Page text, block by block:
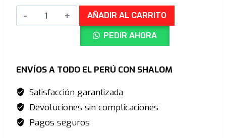
era:
S/175.00.
es:
S/145.00.
Strata
2
-
Lens
cantidad
AÑADIR AL CARRITO
PEDIR AHORA
ENVÍOS A TODO EL PERÚ CON SHALOM
Satisfacción garantizada
Devoluciones sin complicaciones
Pagos seguros